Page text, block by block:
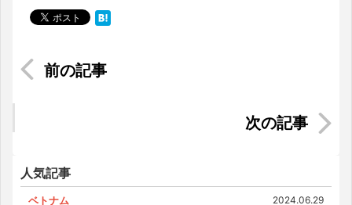
インドネシア移住前準備④ ～引っ越し・予防接
ホーチミンにある大手ハンバーガーチェーン店を
人気記事
ベトナム 2024.06.29